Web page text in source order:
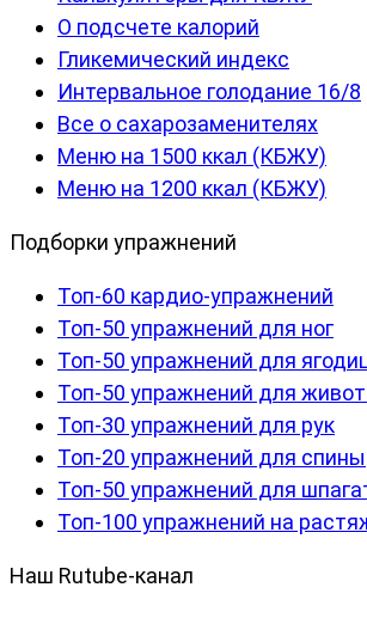
О подсчете калорий
Гликемический индекс
Интервальное голодание 16/8
Все о сахарозаменителях
Меню на 1500 ккал (КБЖУ)
Меню на 1200 ккал (КБЖУ)
Подборки упражнений
Топ-60 кардио-упражнений
Топ-50 упражнений для ног
Топ-50 упражнений для
Топ-50 упражнений для
Топ-30 упражнений для рук
Топ-20 упражнений для спины
Топ-50 упражнений для
Топ-100 упражнений на
Наш Rutube-канал